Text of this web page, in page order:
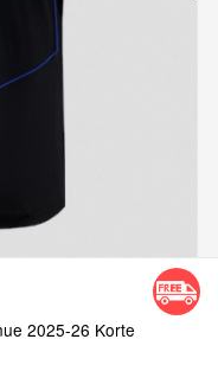
2025-26 Korte